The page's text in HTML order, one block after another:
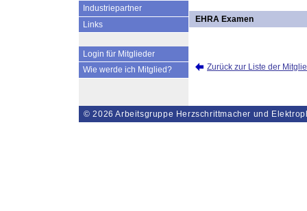
Industriepartner
Links
Login für Mitglieder
Wie werde ich Mitglied?
EHRA Examen
Zurück zur Liste der
© 2026 Arbeitsgruppe Herzschrittmacher und